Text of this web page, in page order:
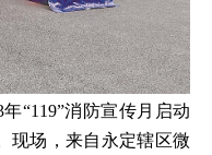
“119”消防宣传月启动
现场，来自永定辖区微